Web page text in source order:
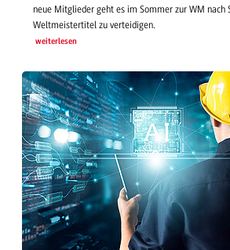
neue Mitglieder geht es im Sommer zur WM nach
Weltmeistertitel zu verteidigen.
weiterlesen